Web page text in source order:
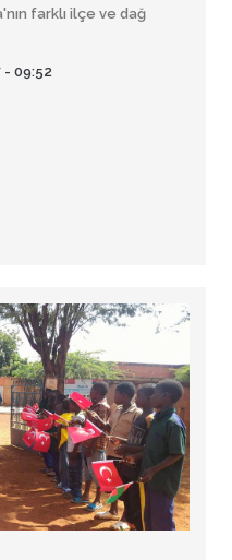
farklı ilçe ve dağ
- 09:52